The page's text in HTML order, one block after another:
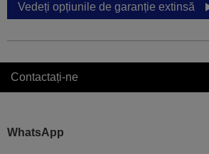
Vedeți opțiunile de garanție extinsă
Contactați-ne
WhatsApp